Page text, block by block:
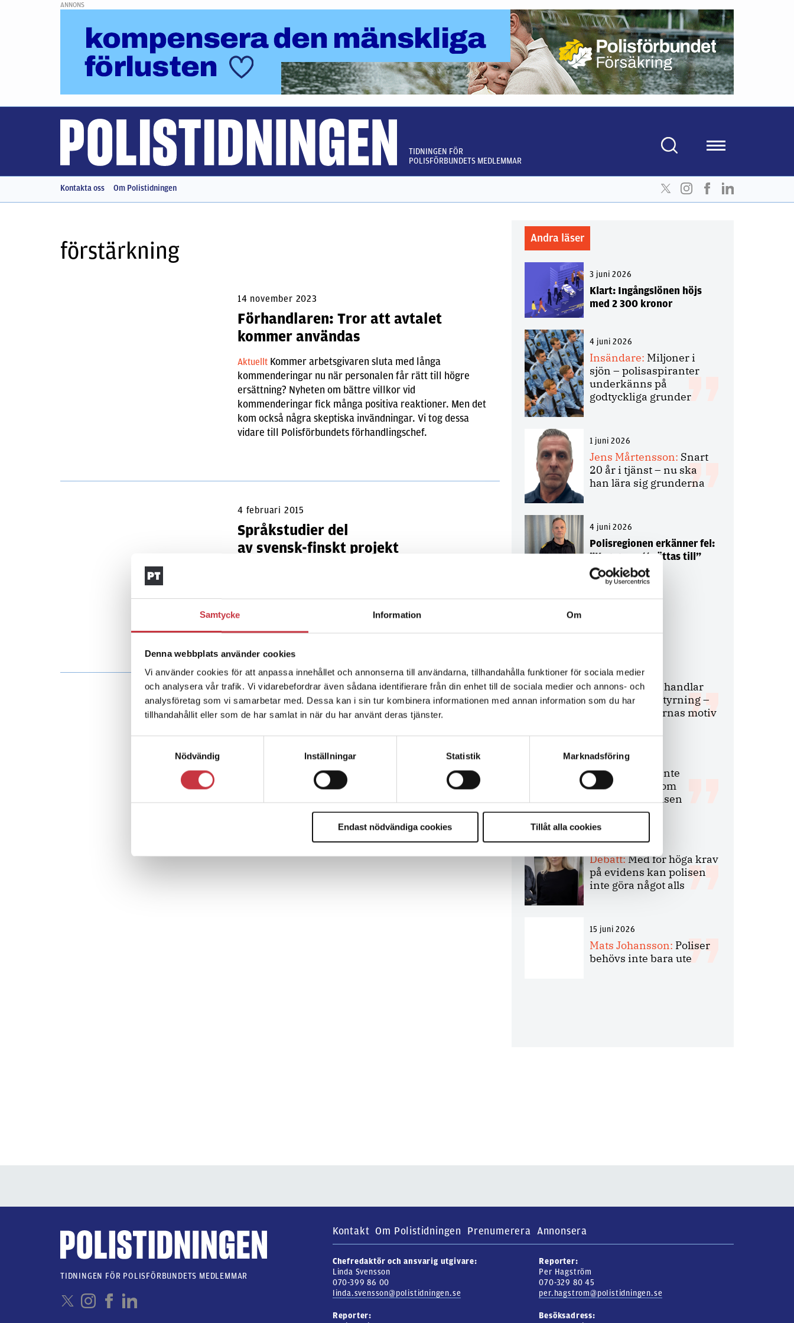
Samtycke Information Om
Denna webbplats använder cookies
Vi använder cookies för att anpassa innehållet och annonserna till användarna, tillhandahålla funktioner för sociala medier
och analysera vår trafik. Vi vidarebefordrar även sådana identifierare från din enhet till de sociala medier och annons- och
analysföretag som vi samarbetar med. Dessa kan i sin tur kombinera informationen med annan information som du har
tillhandahållit eller som de har samlat in när du har använt deras tjänster.
Nödvändig
Inställningar Statistik Marknadsföring
Endast nödvändiga cookies Tillåt alla cookies
ANNONS
TIDNINGEN FÖR
POLISFÖRBUNDETS MEDLEMMAR
Kontakta oss Om Polistidningen
förstärkning
14 november 2023
Förhandlaren: Tror att avtalet
kommer användas
Aktuellt Kommer arbetsgivaren sluta med långa
kommenderingar nu när personalen får rätt till högre
ersättning? Nyheten om bättre villkor vid
kommenderingar fick många positiva reaktioner. Men det
kom också några skeptiska invändningar. Vi tog dessa
vidare till Polisförbundets förhandlingschef.
4 februari 2015
Språkstudier del
av svensk-finskt projekt
ska rusta poliser i östra Norrbotten för att jobba över
gränsen till Finland. Men det är oklart om …
Andra läser
3 juni 2026
Klart: Ingångslönen höjs
med 2 300 kronor
4 juni 2026
Insändare: Miljoner i
sjön – polisaspiranter
underkänns på
godtyckliga grunder
1 juni 2026
Jens Mårtensson: Snart
20 år i tjänst – nu ska
han lära sig grunderna
4 juni 2026
Polisregionen erkänner fel:
”Kommer att rättas till”
Debatt
9 juli 2026
Slutreplik:Det handlar
om kunskapsstyrning –
inte om forskarnas motiv
8 juli 2026
Replik:
Det är inte
evidenskrav som
bakbinder polisen
7 juli 2026
Debatt:Med för höga krav
på evidens kan polisen
inte göra något alls
15 juni 2026
Mats Johansson: Poliser
behövs inte bara ute
Kontakt Om Polistidningen Prenumerera Annonsera
Chefredaktör och ansvarig utgivare:
Linda Svensson
070-399 86 00
linda.svensson@polistidningen.se
Reporter:
Per Hagström
070-329 80 45
per.hagstrom@polistidningen.se
Reporter:
Besöksadress:
TIDNINGEN FÖR POLISFÖRBUNDETS MEDLEMMAR